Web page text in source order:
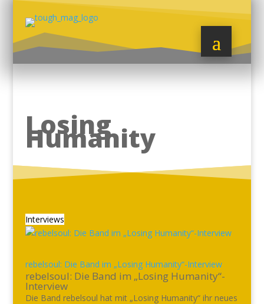
Losing
Humanity
Interviews
rebelsoul: Die Band im „Losing Humanity“-Interview
rebelsoul: Die Band im „Losing Humanity“-
Interview
Die Band rebelsoul hat mit „Losing Humanity“ ihr neues